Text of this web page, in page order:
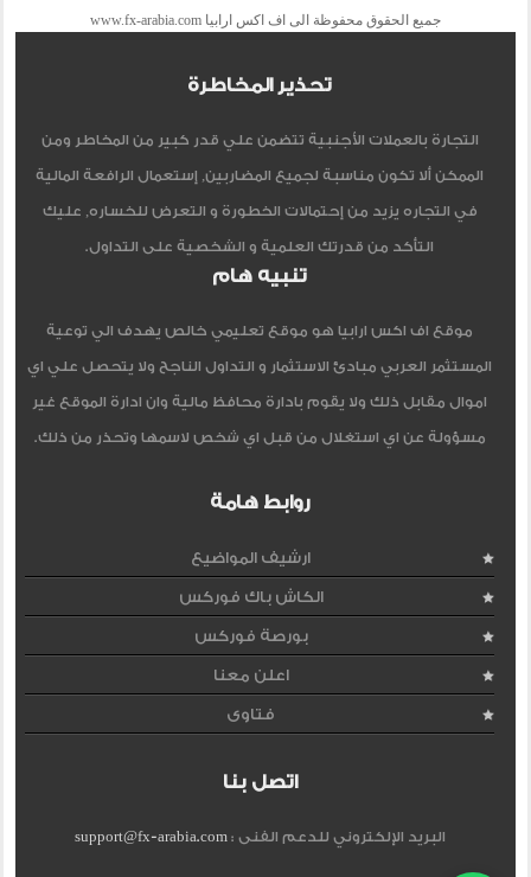
جميع الحقوق محفوظة الى اف اكس ارابيا www.fx-arabia.com
تحذير المخاطرة
التجارة بالعملات الأجنبية تتضمن علي قدر كبير من المخاطر ومن
الممكن ألا تكون مناسبة لجميع المضاربين, إستعمال الرافعة المالية
في التجاره يزيد من إحتمالات الخطورة و التعرض للخساره, عليك
التأكد من قدرتك العلمية و الشخصية على التداول.
تنبيه هام
موقع اف اكس ارابيا هو موقع تعليمي خالص يهدف الي توعية
المستثمر العربي مبادئ الاستثمار و التداول الناجح ولا يتحصل علي اي
اموال مقابل ذلك ولا يقوم بادارة محافظ مالية وان ادارة الموقع غير
مسؤولة عن اي استغلال من قبل اي شخص لاسمها وتحذر من ذلك.
روابط هامة
ارشيف المواضيع
الكاش باك فوركس
بورصة فوركس
اعلن معنا
فتاوى
اتصل بنا
البريد الإلكتروني للدعم الفنى :support@fx-arabia.com